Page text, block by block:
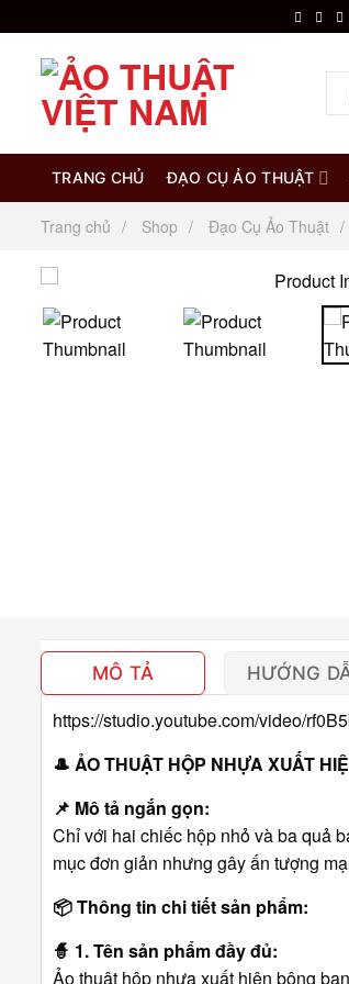
đến
TRANG CHỦ ĐẠO CỤ ẢO THUẬT
Trang chủ Shop Đạo Cụ Ảo Thuật
MÔ TẢ HƯỚNG
https://studio.youtube.com/video/
🎩 ẢO THUẬT HỘP NHỰA XUẤT
📌 Mô tả ngắn gọn:
Chỉ với hai chiếc hộp nhỏ và ba quả
mục đơn giản nhưng gây ấn tượng
📦Thông tin chi tiết sản phẩm:
🧙 1. Tên sản phẩm đầy đủ:
Ảo thuật hộp nhựa xuất hiện bông